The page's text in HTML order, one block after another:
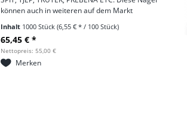
können auch in weiteren auf dem Markt
handelt sich um gehärtete...
Inhalt 1000 Stück(6,55 € * / 100 Stück)
65,45 € *
Nettopreis: 55,00 €
Merken